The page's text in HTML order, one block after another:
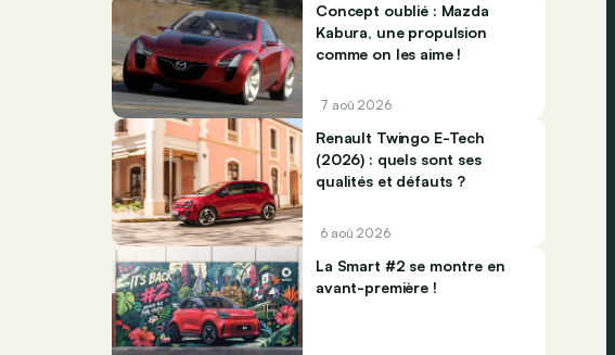
Concept oublié : Mazda
Kabura, une propulsion
comme on les aime !
7 aoû 2026
Renault Twingo E-Tech
(2026) : quels sont ses
qualités et défauts ?
6 aoû 2026
La Smart #2 se montre en
avant-première !